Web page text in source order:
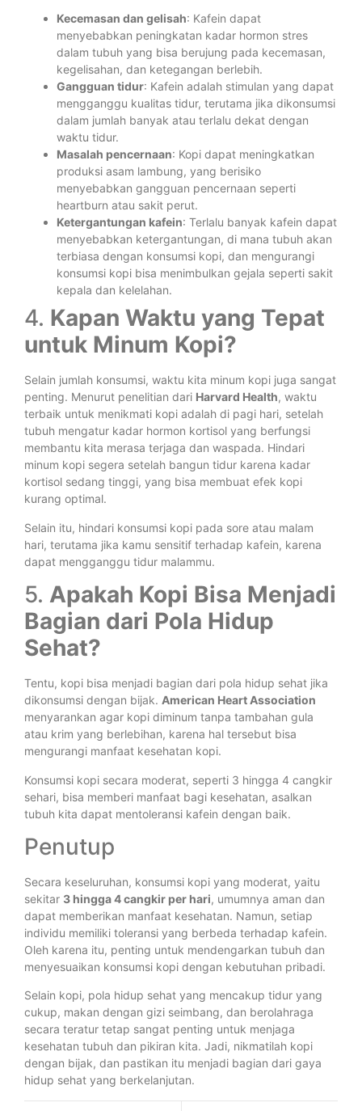
Kecemasan dan gelisah: Kafein dapat
menyebabkan peningkatan kadar hormon stres
dalam tubuh yang bisa berujung pada kecemasan,
kegelisahan, dan ketegangan berlebih.
Gangguan tidur: Kafein adalah stimulan yang dapat
mengganggu kualitas tidur, terutama jika dikonsumsi
dalam jumlah banyak atau terlalu dekat dengan
waktu tidur.
Masalah pencernaan: Kopi dapat meningkatkan
produksi asam lambung, yang berisiko
menyebabkan gangguan pencernaan seperti
heartburn atau sakit perut.
Ketergantungan kafein: Terlalu banyak kafein dapat
menyebabkan ketergantungan, di mana tubuh akan
terbiasa dengan konsumsi kopi, dan mengurangi
konsumsi kopi bisa menimbulkan gejala seperti sakit
kepala dan kelelahan.
4. Kapan Waktu yang Tepat
untuk Minum Kopi?
Selain jumlah konsumsi, waktu kita minum kopi juga sangat
penting. Menurut penelitian dari Harvard Health, waktu
terbaik untuk menikmati kopi adalah di pagi hari, setelah
tubuh mengatur kadar hormon kortisol yang berfungsi
membantu kita merasa terjaga dan waspada. Hindari
minum kopi segera setelah bangun tidur karena kadar
kortisol sedang tinggi, yang bisa membuat efek kopi
kurang optimal.
Selain itu, hindari konsumsi kopi pada sore atau malam
hari, terutama jika kamu sensitif terhadap kafein, karena
dapat mengganggu tidur malammu.
5. Apakah Kopi Bisa Menjadi
Bagian dari Pola Hidup
Sehat?
Tentu, kopi bisa menjadi bagian dari pola hidup sehat jika
dikonsumsi dengan bijak. American Heart Association
menyarankan agar kopi diminum tanpa tambahan gula
atau krim yang berlebihan, karena hal tersebut bisa
mengurangi manfaat kesehatan kopi.
Konsumsi kopi secara moderat, seperti 3 hingga 4 cangkir
sehari, bisa memberi manfaat bagi kesehatan, asalkan
tubuh kita dapat mentoleransi kafein dengan baik.
Penutup
Secara keseluruhan, konsumsi kopi yang moderat, yaitu
sekitar 3 hingga 4 cangkir per hari, umumnya aman dan
dapat memberikan manfaat kesehatan. Namun, setiap
individu memiliki toleransi yang berbeda terhadap kafein.
Oleh karena itu, penting untuk mendengarkan tubuh dan
menyesuaikan konsumsi kopi dengan kebutuhan pribadi.
Selain kopi, pola hidup sehat yang mencakup tidur yang
cukup, makan dengan gizi seimbang, dan berolahraga
secara teratur tetap sangat penting untuk menjaga
kesehatan tubuh dan pikiran kita. Jadi, nikmatilah kopi
dengan bijak, dan pastikan itu menjadi bagian dari gaya
hidup sehat yang berkelanjutan.